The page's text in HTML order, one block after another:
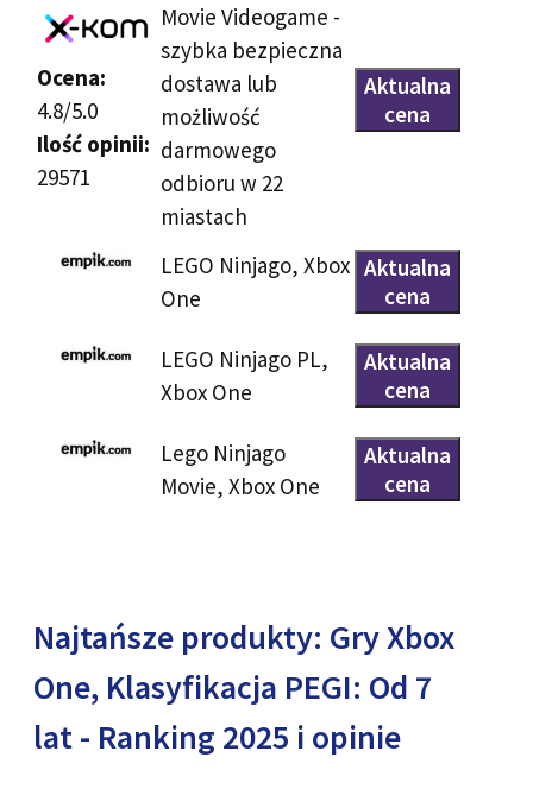
Ocena:
4.8/5.0
Ilość opinii:
29571
Movie Videogame -
szybka bezpieczna
dostawa lub
możliwość
darmowego
odbioru w 22
miastach
Aktualna
cena
LEGO Ninjago, Xbox
One
Aktualna
cena
LEGO Ninjago PL,
Xbox One
Aktualna
cena
Lego Ninjago
Movie, Xbox One
Aktualna
cena
Najtańsze produkty: Gry Xbox
One, Klasyfikacja PEGI: Od 7
lat - Ranking 2025 i opinie